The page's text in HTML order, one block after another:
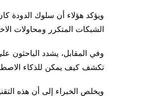
ويؤكد هؤلاء أن سلوك الدودة
الشبكات المتكرر ومحاولات
وفي المقابل، يشدد الباحثون
تكشف كيف يمكن للذكاء
ويخلص الخبراء إلى أن هذه